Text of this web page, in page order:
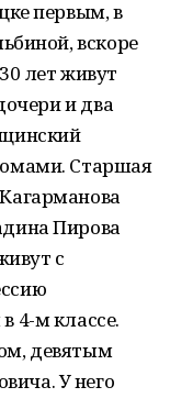
первым, в
вскоре
лет живут
и два
Старшая
Пирова
с
4-м классе.
девятым
У него